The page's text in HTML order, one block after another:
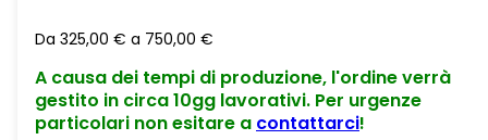
Da 325,00 € a 750,00 €
A causa dei tempi di produzione, l'ordine verrà
gestito in circa 10gg lavorativi. Per urgenze
particolari non esitare a contattarci!